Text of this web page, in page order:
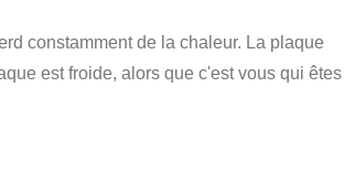
constamment de la chaleur. La plaque
est froide, alors que c'est vous qui êtes